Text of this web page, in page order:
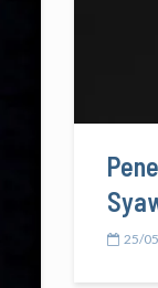
25/